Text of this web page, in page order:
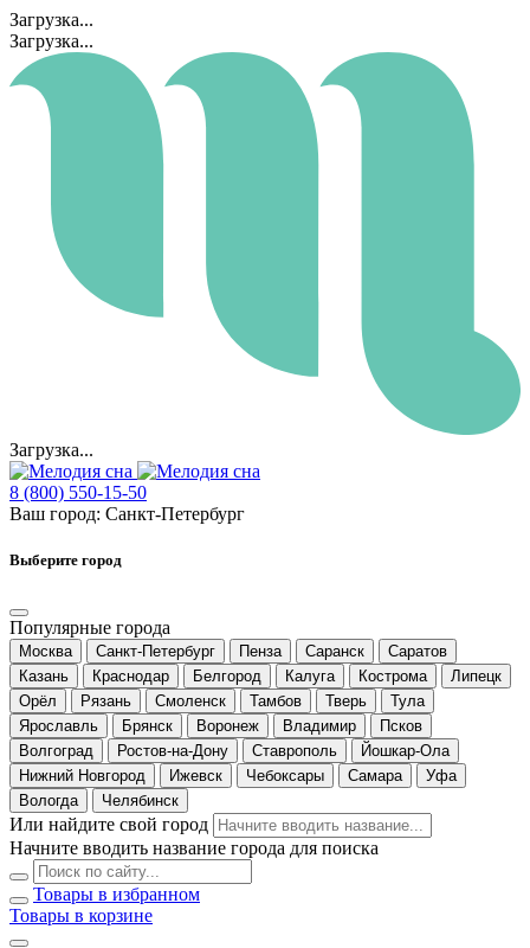
Загрузка...
Загрузка...
Загрузка...
8 (800) 550-15-50
Ваш город: Санкт-Петербург
Выберите город
Популярные города
Москва Санкт-Петербург Пенза Саранск
Саратов
Казань
Краснодар Белгород Калуга Кострома
Липецк
Орёл
Рязань Смоленск Тамбов Тверь
Тула
Ярославль
Брянск Воронеж Владимир
Псков
Волгоград
Ростов-на-Дону Ставрополь
Йошкар-Ола
Нижний Новгород
Ижевск Чебоксары Самара
Уфа
Вологда
Челябинск
Или найдите свой город
Начните вводить название города для поиска
Товары в избранном
Товары в корзине